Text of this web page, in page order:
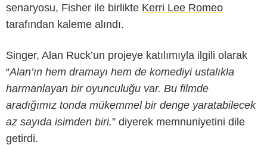
senaryosu, Fisher ile birlikte Kerri Lee Romeo
tarafından kaleme alındı.
Singer, Alan Ruck’un projeye katılımıyla ilgili olarak
“Alan’ın hem dramayı hem de komediyi ustalıkla
harmanlayan bir oyunculuğu var. Bu filmde
aradığımız tonda mükemmel bir denge yaratabilecek
az sayıda isimden biri.” diyerek memnuniyetini dile
getirdi.